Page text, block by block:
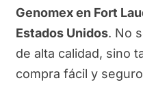
Genomex en Fort
Estados Unidos. No
de alta calidad, sino
compra fácil y